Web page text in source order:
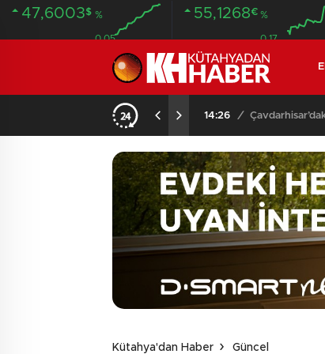
47,6003$ %
0.05
55,1268€ %
0.17
14:26 /
Kütahya'dan Haber Güncel